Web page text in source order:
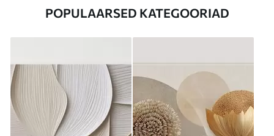
POPULAARSED KATEGOORIAD